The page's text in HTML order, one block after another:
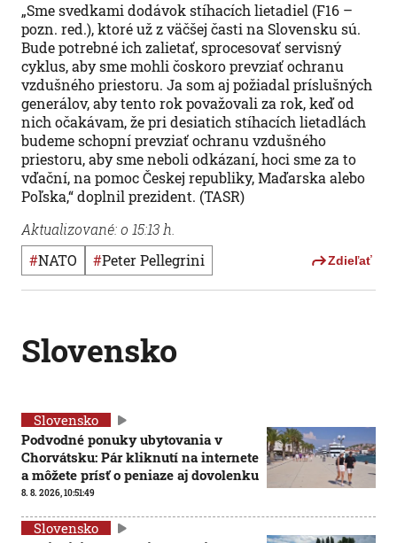
„Sme svedkami dodávok stíhacích lietadiel (F16 –
pozn. red.), ktoré už z väčšej časti na Slovensku sú.
Bude potrebné ich zalietať, sprocesovať servisný
cyklus, aby sme mohli čoskoro prevziať ochranu
vzdušného priestoru. Ja som aj požiadal príslušných
generálov, aby tento rok považovali za rok, keď od
nich očakávam, že pri desiatich stíhacích lietadlách
budeme schopní prevziať ochranu vzdušného
priestoru, aby sme neboli odkázaní, hoci sme za to
vďační, na pomoc Českej republiky, Maďarska alebo
Poľska,“ doplnil prezident. (TASR)
Aktualizované: o 15:13 h.
#
NATO # Peter Pellegrini Zdieľať
Slovensko
Slovensko
Podvodné ponuky ubytovania v
Chorvátsku: Pár kliknutí na internete
a môžete prísť o peniaze aj dovolenku
8. 8. 2026, 10:51:49
Slovensko